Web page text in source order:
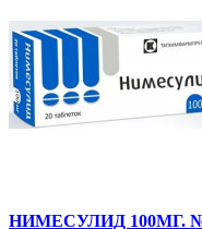
НИМЕСУЛИД 100МГ.